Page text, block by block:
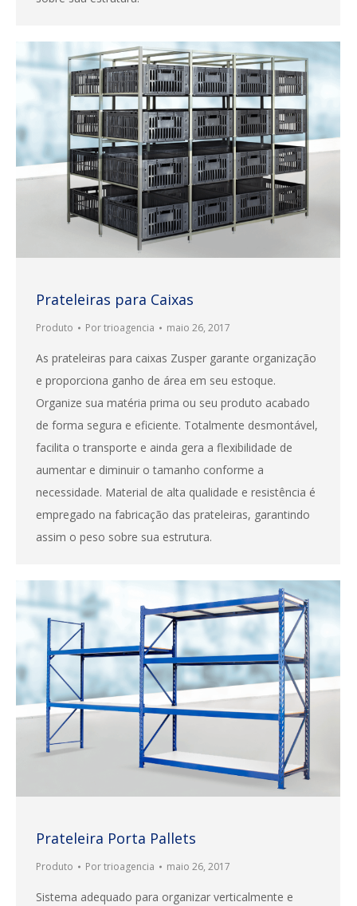
Prateleiras para Caixas
Produto Portrioagencia maio 26, 2017
As prateleiras para caixas Zusper garante organização
e proporciona ganho de área em seu estoque.
Organize sua matéria prima ou seu produto acabado
de forma segura e eficiente. Totalmente desmontável,
facilita o transporte e ainda gera a flexibilidade de
aumentar e diminuir o tamanho conforme a
necessidade. Material de alta qualidade e resistência é
empregado na fabricação das prateleiras, garantindo
assim o peso sobre sua estrutura.
Prateleira Porta Pallets
Produto Portrioagencia maio 26, 2017
Sistema adequado para organizar verticalmente e